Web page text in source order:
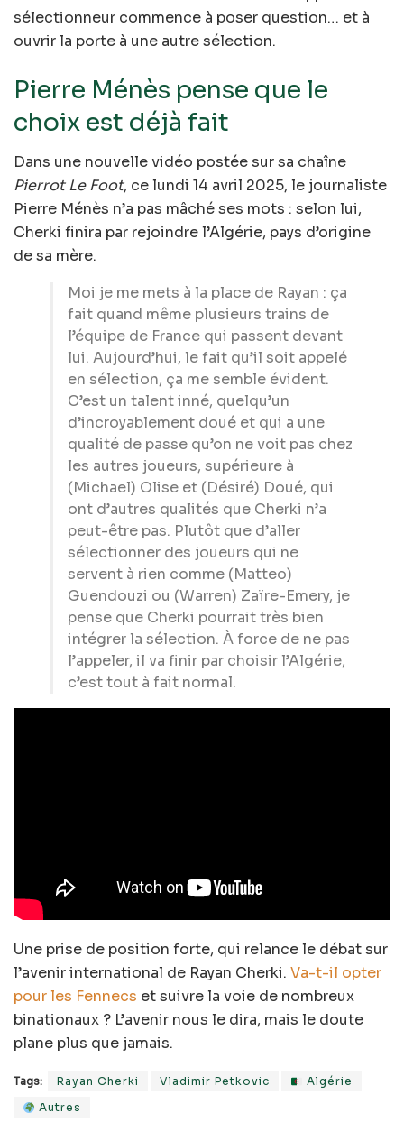
sélectionneur commence à poser question… et à
ouvrir la porte à une autre sélection.
Pierre Ménès pense que le
choix est déjà fait
Dans une nouvelle vidéo postée sur sa chaîne
Pierrot Le Foot, ce lundi 14 avril 2025, le journaliste
Pierre Ménès n’a pas mâché ses mots : selon lui,
Cherki finira par rejoindre l’Algérie, pays d’origine
de sa mère.
Moi je me mets à la place de Rayan : ça
fait quand même plusieurs trains de
l’équipe de France qui passent devant
lui. Aujourd’hui, le fait qu’il soit appelé
en sélection, ça me semble évident.
C’est un talent inné, quelqu’un
d’incroyablement doué et qui a une
qualité de passe qu’on ne voit pas chez
les autres joueurs, supérieure à
(Michael) Olise et (Désiré) Doué, qui
ont d’autres qualités que Cherki n’a
peut-être pas. Plutôt que d’aller
sélectionner des joueurs qui ne
servent à rien comme (Matteo)
Guendouzi ou (Warren) Zaïre-Emery, je
pense que Cherki pourrait très bien
intégrer la sélection. À force de ne pas
l’appeler, il va finir par choisir l’Algérie,
c’est tout à fait normal.
Une prise de position forte, qui relance le débat sur
l’avenir international de Rayan Cherki. Va-t-il opter
pour les Fennecs et suivre la voie de nombreux
binationaux ? L’avenir nous le dira, mais le doute
plane plus que jamais.
Tags: Rayan Cherki Vladimir Petkovic
Algérie
Autres